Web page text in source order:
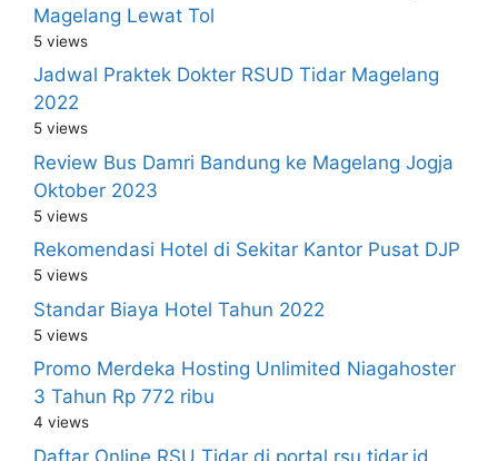
Magelang Lewat Tol
5 views
Jadwal Praktek Dokter RSUD Tidar Magelang
2022
5 views
Review Bus Damri Bandung ke Magelang Jogja
Oktober 2023
5 views
Rekomendasi Hotel di Sekitar Kantor Pusat DJP
5 views
Standar Biaya Hotel Tahun 2022
5 views
Promo Merdeka Hosting Unlimited Niagahoster
3 Tahun Rp 772 ribu
4 views
Daftar Online RSU Tidar di portal.rsu tidar.id